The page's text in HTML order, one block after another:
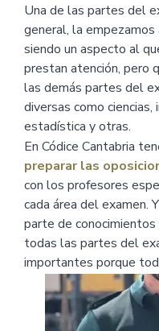
Una de las partes del
general, la empezamos
siendo un aspecto al
prestan atención, pero
las demás partes del
diversas como
estadística y otras.
En Códice Cantabria
preparar las
con los profesores
cada área del examen.
parte de
todas las partes del
importantes porque